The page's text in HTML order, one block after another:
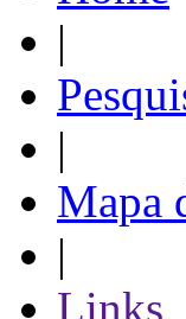
|
|
Mapa
|
Links